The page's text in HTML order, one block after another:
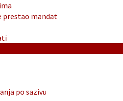
prestao mandat
po sazivu